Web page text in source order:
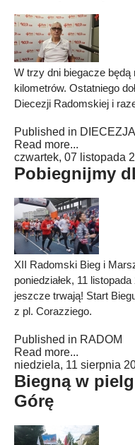
W trzy dni biegacze będą
kilometrów. Ostatniego
Diecezji Radomskiej i
Published in
Read more...
czwartek, 07 listopada
Pobiegnijmy
XII Radomski Bieg i
poniedziałek, 11
jeszcze trwają! Start
z pl. Corazziego.
Published in RADOM
Read more...
niedziela, 11 sierpnia
Biegną w
Górę